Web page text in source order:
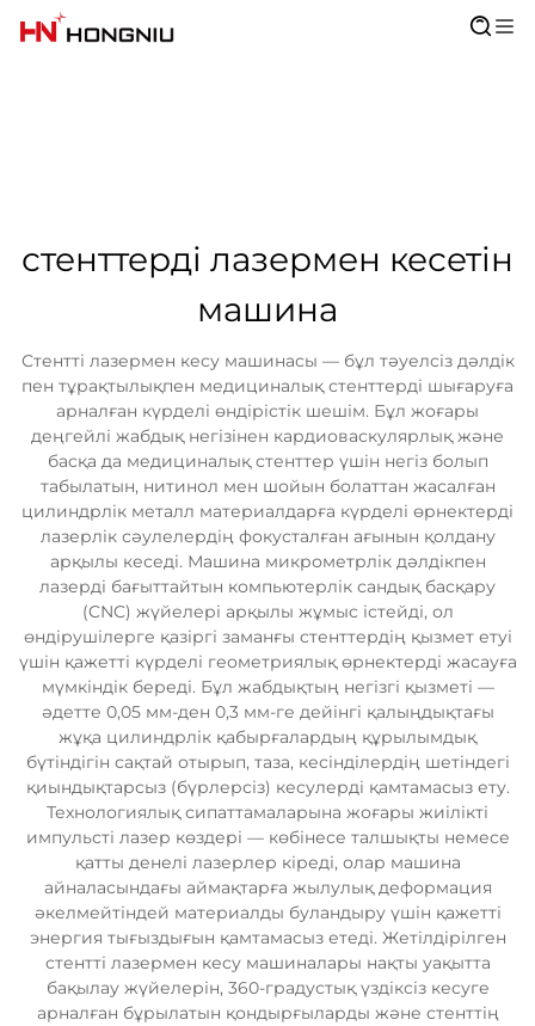
стенттерді лазермен кесетін
машина
Стентті лазермен кесу машинасы — бұл тәуелсіз дәлдік
пен тұрақтылықпен медициналық стенттерді шығаруға
арналған күрделі өндірістік шешім. Бұл жоғары
деңгейлі жабдық негізінен кардиоваскулярлық және
басқа да медициналық стенттер үшін негіз болып
табылатын, нитинол мен шойын болаттан жасалған
цилиндрлік металл материалдарға күрделі өрнектерді
лазерлік сәулелердің фокусталған ағынын қолдану
арқылы кеседі. Машина микрометрлік дәлдікпен
лазерді бағыттайтын компьютерлік сандық басқару
(CNC) жүйелері арқылы жұмыс істейді, ол
өндірушілерге қазіргі заманғы стенттердің қызмет етуі
үшін қажетті күрделі геометриялық өрнектерді жасауға
мүмкіндік береді. Бұл жабдықтың негізгі қызметі —
әдетте 0,05 мм-ден 0,3 мм-ге дейінгі қалыңдықтағы
жұқа цилиндрлік қабырғалардың құрылымдық
бүтіндігін сақтай отырып, таза, кесінділердің шетіндегі
қиындықтарсыз (бүрлерсіз) кесулерді қамтамасыз ету.
Технологиялық сипаттамаларына жоғары жиілікті
импульсті лазер көздері — көбінесе талшықты немесе
қатты денелі лазерлер кіреді, олар машина
айналасындағы аймақтарға жылулық деформация
әкелмейтіндей материалды буландыру үшін қажетті
энергия тығыздығын қамтамасыз етеді. Жетілдірілген
стентті лазермен кесу машиналары нақты уақытта
бақылау жүйелерін, 360-градустық үздіксіз кесуге
арналған бұрылатын қондырғыларды және стенттің